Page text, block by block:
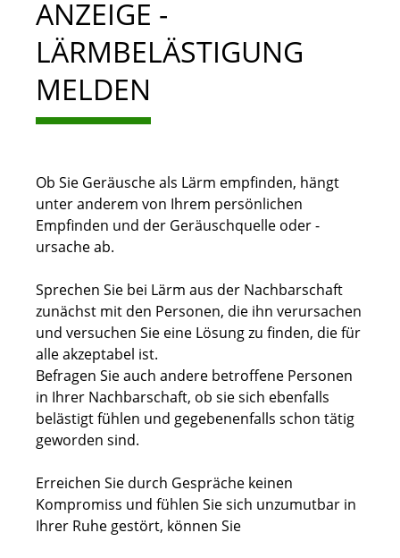
ANZEIGE -
LÄRMBELÄSTIGUNG
MELDEN
Ob Sie Geräusche als Lärm empfinden, hängt
unter anderem von Ihrem persönlichen
Empfinden und der Geräuschquelle oder -
ursache ab.
Sprechen Sie bei Lärm aus der Nachbarschaft
zunächst mit den Personen, die ihn verursachen
und versuchen Sie eine Lösung zu finden, die für
alle akzeptabel ist.
Befragen Sie auch andere betroffene Personen
in Ihrer Nachbarschaft, ob sie sich ebenfalls
belästigt fühlen und gegebenenfalls schon tätig
geworden sind.
Erreichen Sie durch Gespräche keinen
Kompromiss und fühlen Sie sich unzumutbar in
Ihrer Ruhe gestört, können Sie